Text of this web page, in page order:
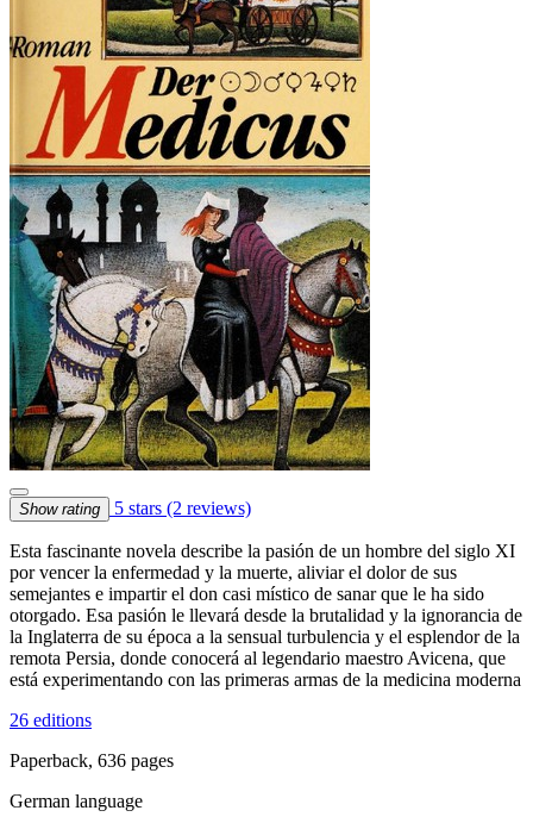
Show rating 5 stars (2 reviews)
Esta fascinante novela describe la pasión de un hombre del siglo XI
por vencer la enfermedad y la muerte, aliviar el dolor de sus
semejantes e impartir el don casi místico de sanar que le ha sido
otorgado. Esa pasión le llevará desde la brutalidad y la ignorancia de
la Inglaterra de su época a la sensual turbulencia y el esplendor de la
remota Persia, donde conocerá al legendario maestro Avicena, que
está experimentando con las primeras armas de la medicina moderna
26 editions
Paperback, 636 pages
German language